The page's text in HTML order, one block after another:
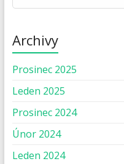
Archivy
Prosinec 2025
Leden 2025
Prosinec 2024
Únor 2024
Leden 2024